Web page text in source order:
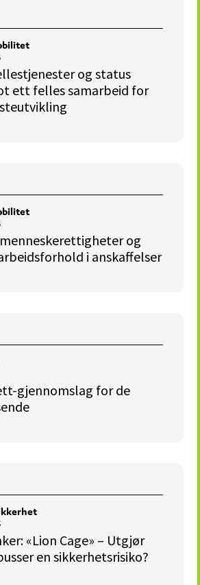
og status
ett felles samarbeid for
og
i anskaffelser
gjennomslag for de
«Lion Cage» – Utgjør
en sikkerhetsrisiko?